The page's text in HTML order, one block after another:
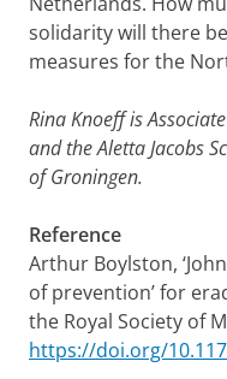
solidarity will there
measures for the
Rina Knoeff is
and the Aletta Jacobs
of Groningen.
Reference
Arthur Boylston,
of prevention’ for
the Royal Society of
https://doi.org/